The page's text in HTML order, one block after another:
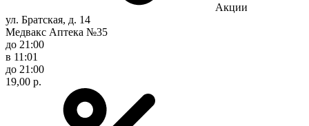
Акции
ул. Братская, д. 14
Медвакс Аптека №35
до 21:00
в 11:01
до 21:00
19,00 р.